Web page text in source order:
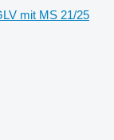
mit MS 21/25